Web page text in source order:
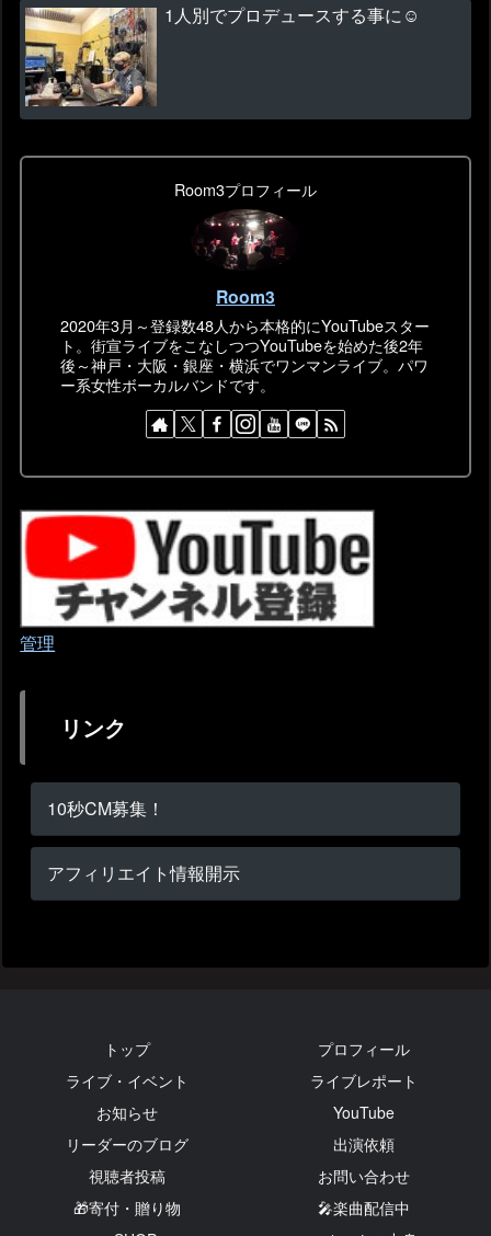
1人別でプロデュースする事に☺
Room3プロフィール
Room3
2020年3月～登録数48人から本格的にYouTubeスター
ト。街宣ライブをこなしつつYouTubeを始めた後2年
後～神戸・大阪・銀座・横浜でワンマンライブ。パワ
ー系女性ボーカルバンドです。
管理
リンク
10秒CM募集！
アフィリエイト情報開示
トップ
プロフィール
ライブ・イベント
ライブレポート
お知らせ
YouTube
リーダーのブログ
出演依頼
視聴者投稿
お問い合わせ
🎁寄付・贈り物
🎤楽曲配信中